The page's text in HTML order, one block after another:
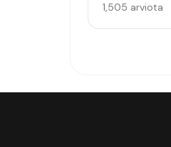
1,505 arviota